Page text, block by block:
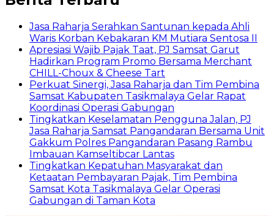
Jasa Raharja Serahkan Santunan kepada Ahli
Waris Korban Kebakaran KM Mutiara Sentosa II
Apresiasi Wajib Pajak Taat, PJ Samsat Garut
Hadirkan Program Promo Bersama Merchant
CHILL-Choux & Cheese Tart
Perkuat Sinergi, Jasa Raharja dan Tim Pembina
Samsat Kabupaten Tasikmalaya Gelar Rapat
Koordinasi Operasi Gabungan
Tingkatkan Keselamatan Pengguna Jalan, PJ
Jasa Raharja Samsat Pangandaran Bersama Unit
Gakkum Polres Pangandaran Pasang Rambu
Imbauan Kamseltibcar Lantas
Tingkatkan Kepatuhan Masyarakat dan
Ketaatan Pembayaran Pajak, Tim Pembina
Samsat Kota Tasikmalaya Gelar Operasi
Gabungan di Taman Kota